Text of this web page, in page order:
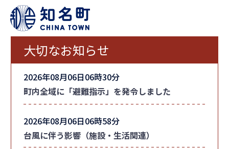
大切なお知らせ
2026年08月06日06時30分
町内全域に「避難指示」を発令しました
2026年08月06日06時58分
台風に伴う影響（施設・生活関連）